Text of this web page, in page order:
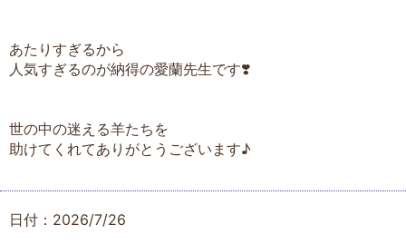
あたりすぎるから
人気すぎるのが納得の愛蘭先生です❣️
世の中の迷える羊たちを
助けてくれてありがとうございます♪
日付：2026/7/26